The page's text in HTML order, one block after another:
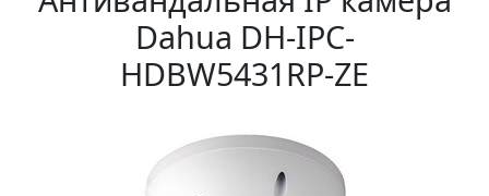
Dahua DH-IPC-
HDBW5431RP-ZE